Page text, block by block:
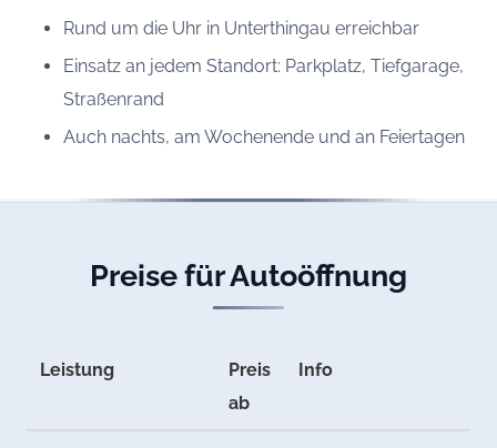
Rund um die Uhr in Unterthingau erreichbar
Einsatz an jedem Standort: Parkplatz, Tiefgarage,
Straßenrand
Auch nachts, am Wochenende und an Feiertagen
Preise für Autoöffnung
Leistung
Preis
ab
Info